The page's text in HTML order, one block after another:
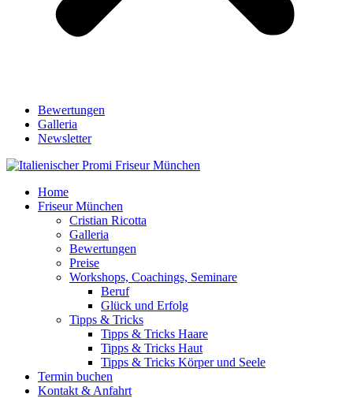
Bewertungen
Galleria
Newsletter
Home
Friseur München
Cristian Ricotta
Galleria
Bewertungen
Preise
Workshops, Coachings, Seminare
Beruf
Glück und Erfolg
Tipps & Tricks
Tipps & Tricks Haare
Tipps & Tricks Haut
Tipps & Tricks Körper und Seele
Termin buchen
Kontakt & Anfahrt